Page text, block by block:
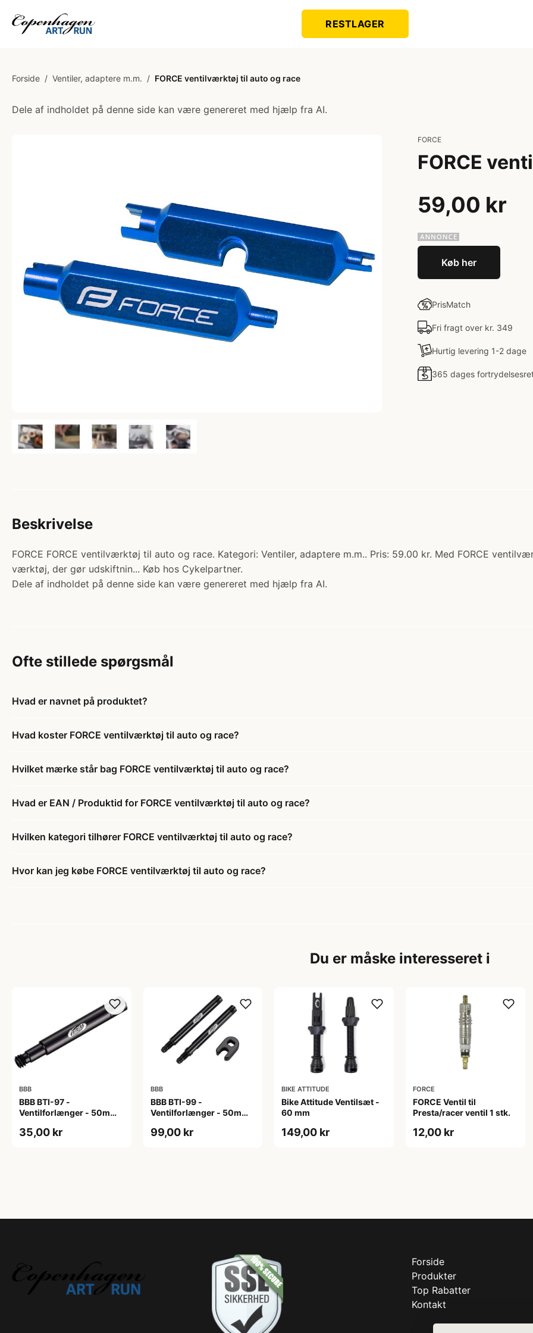
RESTLAGER
Forside / Ventiler, adaptere m.m. / FORCE ventilværktøj til auto og race
Dele af indholdet på denne side kan være genereret med hjælp fra AI.
FORCE
FORCE
59,00 kr
Køb her
PrisMatch
Fri fragt over kr. 349
Hurtig levering 1-2 dage
365 dages
Beskrivelse
FORCE FORCE ventilværktøj til auto og race. Kategori: Ventiler, adaptere m.m.. Pris: 59.00 kr. Med FORCE
værktøj, der gør udskiftnin... Køb hos Cykelpartner.
Dele af indholdet på denne side kan være genereret med hjælp fra AI.
Ofte stillede spørgsmål
Hvad er navnet på produktet?
Hvad koster FORCE ventilværktøj til auto og race?
Hvilket mærke står bag FORCE ventilværktøj til auto og race?
Hvad er EAN / Produktid for FORCE ventilværktøj til auto og race?
Hvilken kategori tilhører FORCE ventilværktøj til auto og race?
Hvor kan jeg købe FORCE ventilværktøj til auto og race?
Du er måske interesseret i
BBB
BBB BTI-97 -
Ventilforlænger - 50mm -
35,00 kr
BBB
BBB BTI-99 -
Ventilforlænger - 50mm -
Nøgle - Sort
99,00 kr
BIKE ATTITUDE
Bike Attitude Ventilsæt -
60 mm
149,00 kr
FORCE
FORCE Ventil til
Presta/racer ventil 1 stk.
12,00 kr
Forside
Produkter
Top Rabatter
Kontakt